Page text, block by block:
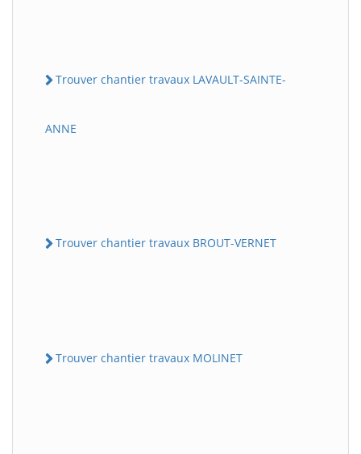
Trouver chantier travaux LAVAULT-SAINTE-
ANNE
Trouver chantier travaux BROUT-VERNET
Trouver chantier travaux MOLINET